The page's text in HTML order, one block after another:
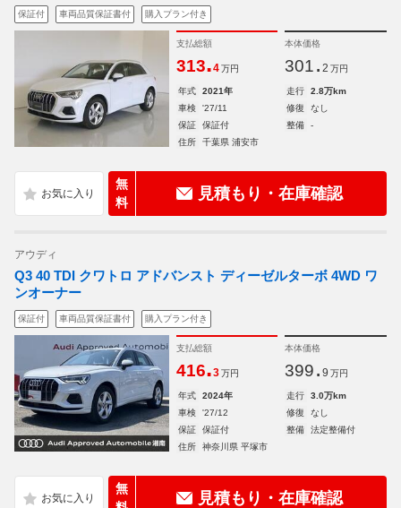
保証付 車両品質保証書付 購入プラン付き
支払総額
313.4 万円
本体価格
301. 2 万円
年式 2021年 走行
2.8万km
車検
'27/11 修復
なし
保証
保証付 整備
-
住所
千葉県 浦安市
無
料
見積もり・在庫確認
アウディ
Q3 40 TDI クワトロ アドバンスト ディーゼルターボ 4WD ワ
ンオーナー
保証付 車両品質保証書付 購入プラン付き
支払総額
416.3 万円
本体価格
399. 9 万円
年式 2024年 走行
3.0万km
車検
'27/12 修復
なし
保証
保証付 整備
法定整備付
住所
神奈川県 平塚市
無
見積もり・在庫確認